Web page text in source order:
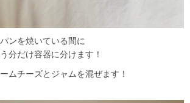
ンを焼いている間に
分だけ容器に分けます！
ムチーズとジャムを混ぜます！